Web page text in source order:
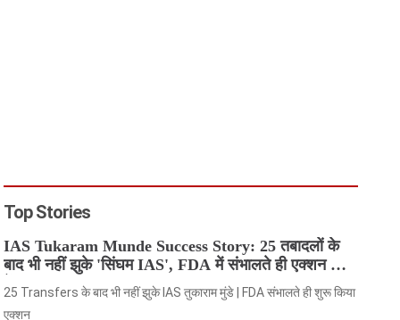
Top Stories
IAS Tukaram Munde Success Story: 25 तबादलों के
बाद भी नहीं झुके 'सिंघम IAS', FDA में संभालते ही एक्शन मोड
में आए
25 Transfers के बाद भी नहीं झुके IAS तुकाराम मुंडे | FDA संभालते ही शुरू किया
एक्शन